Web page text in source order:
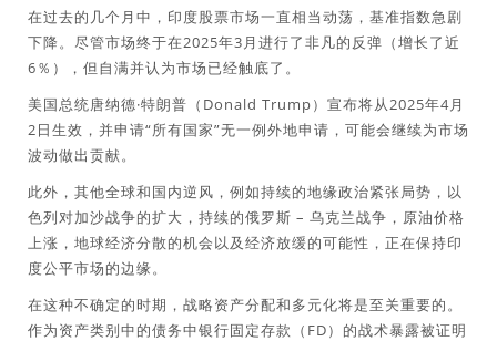
在过去的几个月中，印度股票市场一直相当动荡，基准指数急剧
下降。尽管市场终于在2025年3月进行了非凡的反弹（增长了近
6％），但自满并认为市场已经触底了。
美国总统唐纳德·特朗普（Donald Trump）宣布将从2025年4月
2日生效，并申请“所有国家”无一例外地申请，可能会继续为市场
波动做出贡献。
此外，其他全球和国内逆风，例如持续的地缘政治紧张局势，以
色列对加沙战争的扩大，持续的俄罗斯 – 乌克兰战争，原油价格
上涨，地球经济分散的机会以及经济放缓的可能性，正在保持印
度公平市场的边缘。
在这种不确定的时期，战略资产分配和多元化将是至关重要的。
作为资产类别中的债务中银行固定存款（FD）的战术暴露被证明